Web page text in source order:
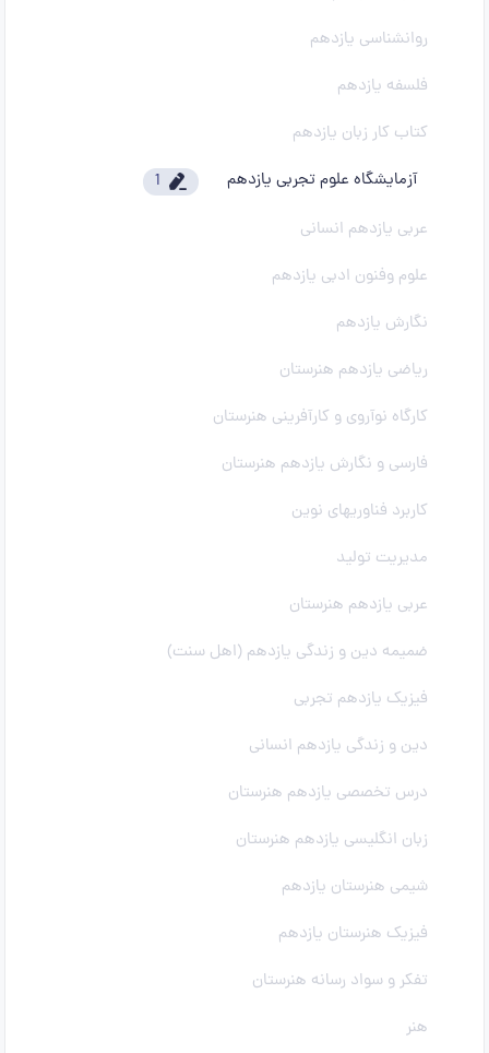
روانشناسی یازدهم
فلسفه یازدهم
کتاب کار زبان یازدهم
آزمایشگاه علوم تجربی یازدهم
1
عربی یازدهم انسانی
علوم وفنون ادبی یازدهم
نگارش یازدهم
ریاضی یازدهم هنرستان
کارگاه نوآروی و کارآفرینی هنرستان
فارسی و نگارش یازدهم هنرستان
کاربرد فناوریهای نوین
مدیریت تولید
عربی یازدهم هنرستان
ضمیمه دین و زندگی یازدهم (اهل سنت)
فیزیک یازدهم تجربی
دین و زندگی یازدهم انسانی
درس تخصصی یازدهم هنرستان
زبان انگلیسی یازدهم هنرستان
شیمی هنرستان یازدهم
فیزیک هنرستان یازدهم
تفکر و سواد رسانه هنرستان
هنر